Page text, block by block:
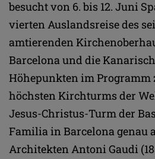
besucht von 6. bis 12. Juni
vierten Auslandsreise des
amtierenden
Barcelona und die
Höhepunkten im Programm
höchsten Kirchturms der
Jesus-Christus-Turm der
Familia in Barcelona genau
Architekten Antoni Gaudi